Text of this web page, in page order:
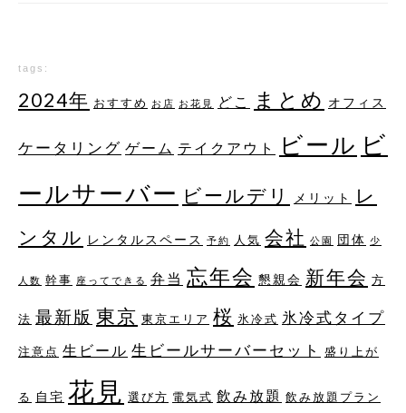
tags:
2024年 おすすめ お店 お花見 どこ まとめ オフィス
ケータリング ゲーム テイクアウト ビール ビ
ールサーバー ビールデリ メリット
レ
ンタル レンタルスペース 予約 人気 会社 公園 団体 少
人数 幹事 座ってできる 弁当 忘年会 懇親会 新年会 方
法 最新版 東京 東京エリア 桜 氷冷式 氷冷式タイプ
注意点 生ビール 生ビールサーバーセット 盛り上が
る 自宅 花見 選び方 電気式 飲み放題 飲み放題プラン